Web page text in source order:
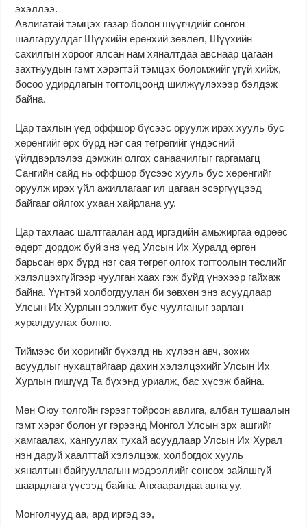
эхэллээ.
Авлигатай тэмцэх газар болон шүүгчдийг сонгон
шалгаруулдаг Шүүхийн ерөнхий зөвлөл, Шүүхийн
сахилгын хороог ялсан нам хяналтдаа авснаар цагаан
захтнуудын гэмт хэрэгтэй тэмцэх боломжийг үгүй хийж,
босоо удирдлагын тогтолцоонд шилжүүлэхээр бэлдэж
байна.
Цар тахлын үед оффшор бүсээс оруулж ирэх хууль бус
хөрөнгийг өрх бүрд нэг сая төгрөгийг үндэсний
үйлдвэрлэлээ дэмжин олгох санаачилгыг гаргамагц
Сангийн сайд нь оффшор бүсээс хууль бус хөрөнгийг
оруулж ирэх үйл ажиллагааг ил цагаан эсэргүүцээд
байгааг ойлгох ухаан хайрлана уу.
Цар тахлаас шалтгаалан ард иргэдийн амьжиргаа өдрөөс
өдөрт дордож буй энэ үед Улсын Их Хуралд өргөн
барьсан өрх бүрд нэг сая төгрөг олгох тогтоолын төслийг
хэлэлцэхгүйгээр чуулган хаах гэж буйд үнэхээр гайхаж
байна. Үүнтэй холбогдуулан би зөвхөн энэ асуудлаар
Улсын Их Хурлын ээлжит бус чуулганыг зарлан
хуралдуулах болно.
Тиймээс би хоригийг бүхэлд нь хүлээн авч, зохих
асуудлыг нухацтайгаар дахин хэлэлцэхийг Улсын Их
Хурлын гишүүд Та бүхэнд уриалж, бас хүсэж байна.
Мөн Оюу толгойн гэрээг тойрсон авлига, албан тушаалын
гэмт хэрэг болон уг гэрээнд Монгол Улсын эрх ашгийг
хамгаалах, хангуулах тухай асуудлаар Улсын Их Хурал
нэн даруй хаалттай хэлэлцэж, холбогдох хууль
хяналтын байгууллагын мэдээллийг сонсох зайлшгүй
шаардлага үүсээд байна. Анхааралдаа авна уу.
Монголчууд аа, ард иргэд ээ,